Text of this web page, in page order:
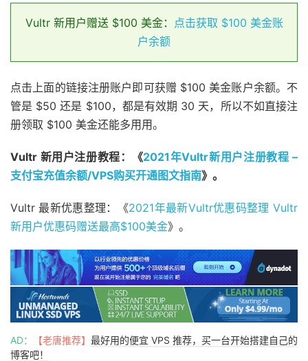
Vultr 新用户赠送 $100 美金：
点击获取 $100 美金账
户余额
点击上面的链接注册账户即可获赠 $100 美金账户余额。不
管是 $50 还是 $100，都是有效期 30 天，所以不如直接注
册领取 $100 美金还能多用用。
Vultr 新用户注册教程：《2021年Vultr新用户注册教程 –
支付宝充值余额/VPS购买开通图文指南》。
Vultr 最新优惠整理：《2021年最新Vultr优惠码整理 Vultr
新用户优惠码赠送最高$100美金》。
AD： 【老唐推荐】 最好用的便宜 VPS 推荐，买一台开始搭建自己的
博客吧！